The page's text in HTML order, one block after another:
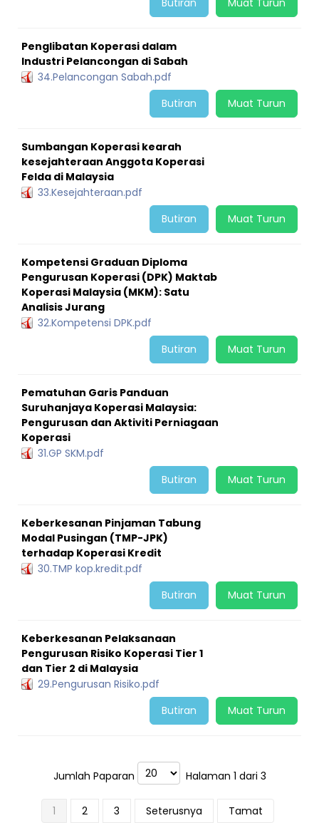
Muat Turun
Butiran
Penglibatan Koperasi dalam
Industri Pelancongan di Sabah
34.Pelancongan Sabah.pdf
Muat Turun
Butiran
Sumbangan Koperasi kearah
kesejahteraan Anggota Koperasi
Felda di Malaysia
33.Kesejahteraan.pdf
Muat Turun
Butiran
Kompetensi Graduan Diploma
Pengurusan Koperasi (DPK) Maktab
Koperasi Malaysia (MKM): Satu
Analisis Jurang
32.Kompetensi DPK.pdf
Muat Turun
Butiran
Pematuhan Garis Panduan
Suruhanjaya Koperasi Malaysia:
Pengurusan dan Aktiviti Perniagaan
Koperasi
31.GP SKM.pdf
Muat Turun
Butiran
Keberkesanan Pinjaman Tabung
Modal Pusingan (TMP-JPK)
terhadap Koperasi Kredit
30.TMP kop.kredit.pdf
Muat Turun
Butiran
Keberkesanan Pelaksanaan
Pengurusan Risiko Koperasi Tier 1
dan Tier 2 di Malaysia
29.Pengurusan Risiko.pdf
Muat Turun
Butiran
Jumlah Paparan Halaman 1 dari 3
1 2 3 Seterusnya Tamat